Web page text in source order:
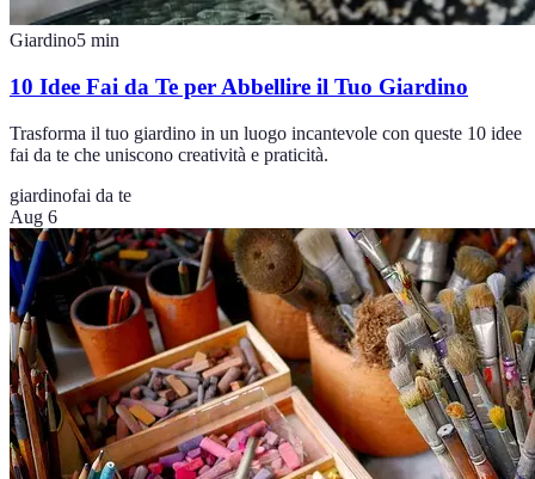
Giardino5 min
10 Idee Fai da Te per Abbellire il Tuo Giardino
Trasforma il tuo giardino in un luogo incantevole con queste 10 idee
fai da te che uniscono creatività e praticità.
giardinofai da te
Aug 6